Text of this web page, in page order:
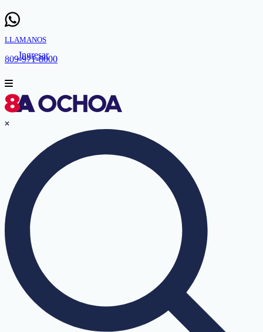
LLAMANOS
809-971-8000
Ingresar